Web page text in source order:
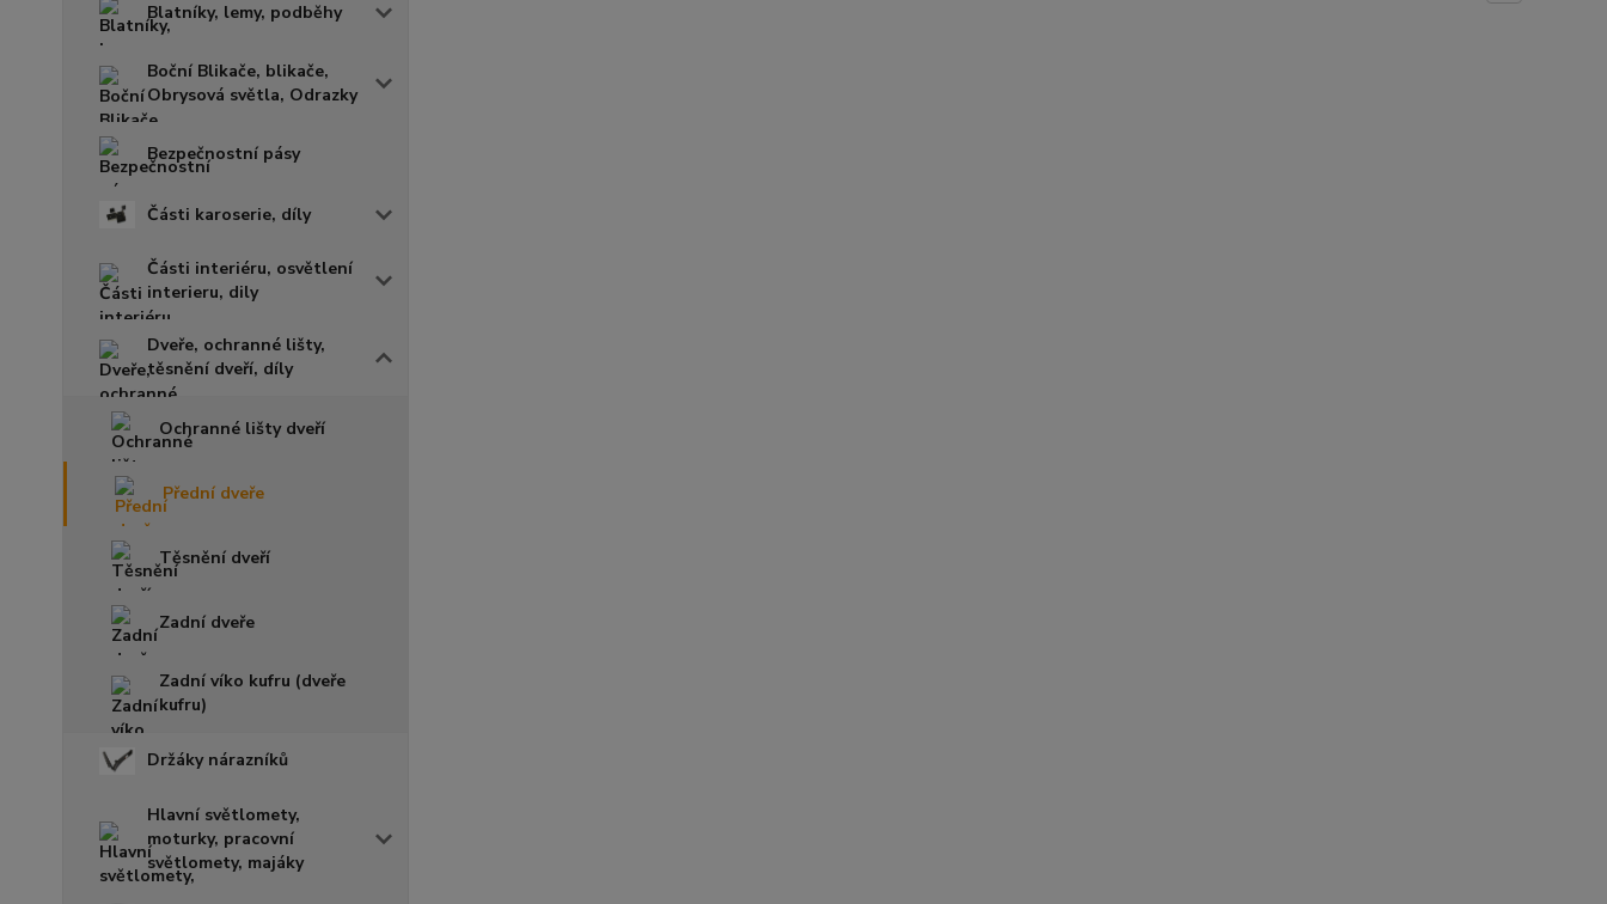
Blatníky, lemy, podběhy
Boční Blikače, blikače,
Obrysová světla, Odrazky
Bezpečnostní pásy
Části karoserie, díly
Části interiéru, osvětlení
interieru, dily
Dveře, ochranné lišty,
těsnění dveří, díly
Ochranné lišty dveří
Přední dveře
Těsnění dveří
Zadní dveře
Zadní víko kufru (dveře
kufru)
Držáky nárazníků
Hlavní světlomety,
moturky, pracovní
světlomety, majáky